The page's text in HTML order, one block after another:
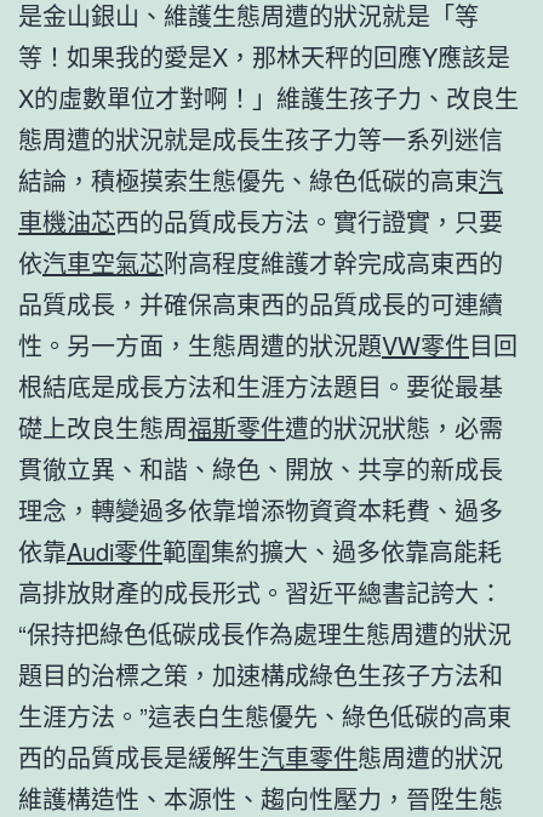
是金山銀山、維護生態周遭的狀況就是「等
等！如果我的愛是X，那林天秤的回應Y應該是
X的虛數單位才對啊！」維護生孩子力、改良生
態周遭的狀況就是成長生孩子力等一系列迷信
結論，積極摸索生態優先、綠色低碳的高東汽
車機油芯西的品質成長方法。實行證實，只要
依汽車空氣芯附高程度維護才幹完成高東西的
品質成長，并確保高東西的品質成長的可連續
性。另一方面，生態周遭的狀況題VW零件目回
根結底是成長方法和生涯方法題目。要從最基
礎上改良生態周福斯零件遭的狀況狀態，必需
貫徹立異、和諧、綠色、開放、共享的新成長
理念，轉變過多依靠增添物資資本耗費、過多
依靠Audi零件範圍集約擴大、過多依靠高能耗
高排放財產的成長形式。習近平總書記誇大：
“保持把綠色低碳成長作為處理生態周遭的狀況
題目的治標之策，加速構成綠色生孩子方法和
生涯方法。”這表白生態優先、綠色低碳的高東
西的品質成長是緩解生汽車零件態周遭的狀況
維護構造性、本源性、趨向性壓力，晉陞生態